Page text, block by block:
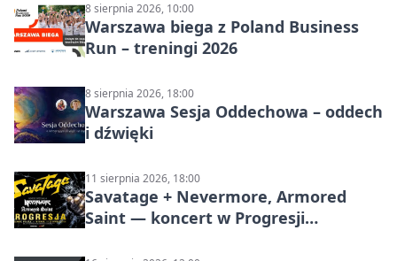
8 sierpnia 2026, 10:00
Warszawa biega z Poland Business
Run – treningi 2026
8 sierpnia 2026, 18:00
Warszawa Sesja Oddechowa – oddech
i dźwięki
11 sierpnia 2026, 18:00
Savatage + Nevermore, Armored
Saint — koncert w Progresji